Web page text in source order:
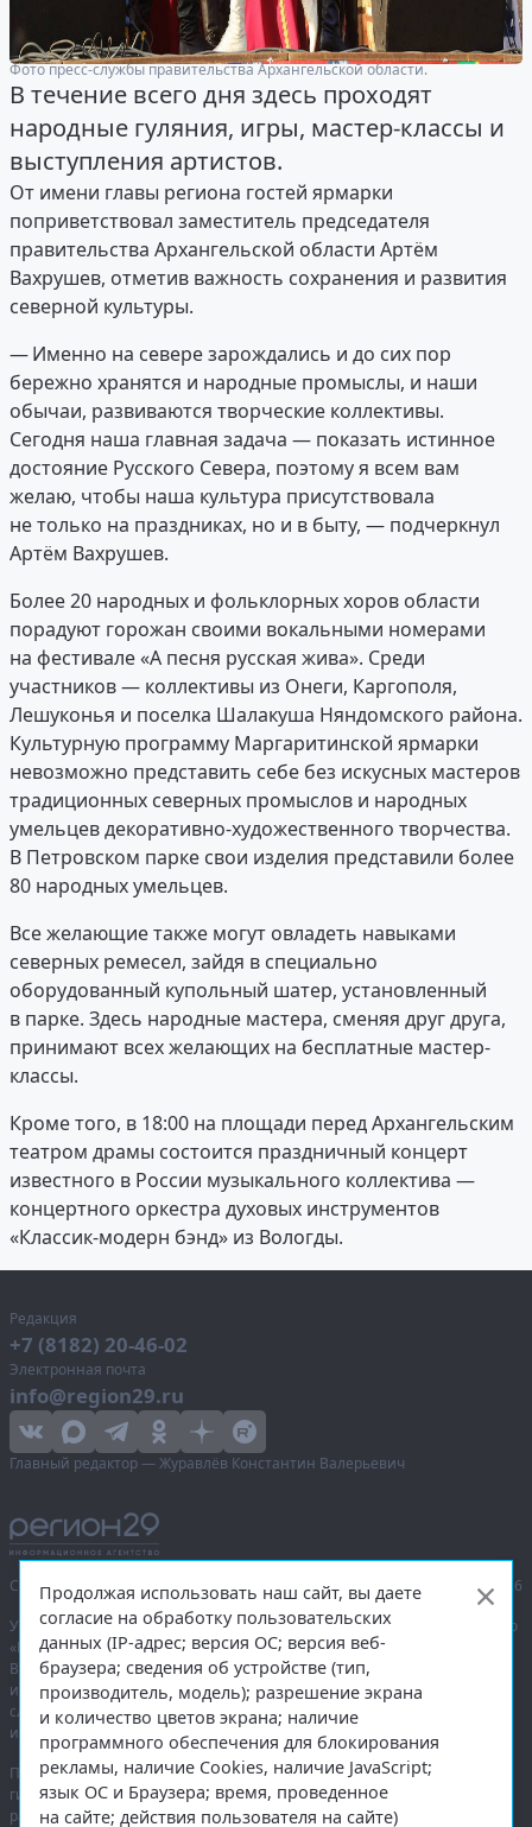
Фото пресс-службы правительства Архангельской области.
В течение всего дня здесь проходят
народные гуляния, игры, мастер-классы и
выступления артистов.
От имени главы региона гостей ярмарки
поприветствовал заместитель председателя
правительства Архангельской области Артём
Вахрушев, отметив важность сохранения и развития
северной культуры.
— Именно на севере зарождались и до сих пор
бережно хранятся и народные промыслы, и наши
обычаи, развиваются творческие коллективы.
Сегодня наша главная задача — показать истинное
достояние Русского Севера, поэтому я всем вам
желаю, чтобы наша культура присутствовала
не только на праздниках, но и в быту, — подчеркнул
Артём Вахрушев.
Более 20 народных и фольклорных хоров области
порадуют горожан своими вокальными номерами
на фестивале «А песня русская жива». Среди
участников — коллективы из Онеги, Каргополя,
Лешуконья и поселка Шалакуша Няндомского района.
Культурную программу Маргаритинской ярмарки
невозможно представить себе без искусных мастеров
традиционных северных промыслов и народных
умельцев декоративно-художественного творчества.
В Петровском парке свои изделия представили более
80 народных умельцев.
Все желающие также могут овладеть навыками
северных ремесел, зайдя в специально
оборудованный купольный шатер, установленный
в парке. Здесь народные мастера, сменяя друг друга,
принимают всех желающих на бесплатные мастер-
классы.
Кроме того, в 18:00 на площади перед Архангельским
театром драмы состоится праздничный концерт
известного в России музыкального коллектива —
концертного оркестра духовых инструментов
«Классик-модерн бэнд» из Вологды.
Редакция
+7 (8182) 20-46-02
Электронная почта
info@region29.ru
Главный редактор — Журавлёв Константин Валерьевич
Сетевое издание «Информационное агентство Регион 29»,
© 2016–2026
Учредитель — общество с ограниченной ответственностью «Агентство
«Правда Севера».
Выписка из реестра зарегистрированных средств массовой
информации:ЭЛ № ФС 77-74226от 09.11.2018 выдано Федеральной
службой по надзору в сфере связи, информационных технологий
и массовых коммуникаций (Роскомнадзор).
При полном или частичном использовании любых материалов
гиперссылка на region29.ruобязательна. Копирование материалов без
разрешения администрации сайта запрещено.
Продолжая использовать наш сайт, вы даете
согласие на обработку пользовательских
данных (IP-адрес; версия ОС; версия веб-
браузера; сведения об устройстве (тип,
производитель, модель); разрешение экрана
и количество цветов экрана; наличие
программного обеспечения для блокирования
рекламы, наличие Cookies, наличие JavaScript;
язык ОС и Браузера; время, проведенное
на сайте; действия пользователя на сайте)